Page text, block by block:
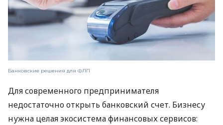
Банковские решения для ФЛП
Для современного предпринимателя
недостаточно открыть банковский счет. Бизнесу
нужна целая экосистема финансовых сервисов: